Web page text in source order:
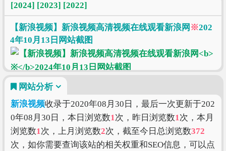
[2024] [2023] [2022]
【新浪视频】新浪视频高清视频在线观看新浪网 ※202
4年10月13日网站截图
网站分析
新浪视频收录于2020年08月30日，最后一次更新于202
0年08月30日，本日浏览数1次，昨日浏览数1次，本月
浏览数1次，上月浏览数2次，截至今日总浏览数372
次，如你需要查询该站的相关权重和SEO信息，可以点